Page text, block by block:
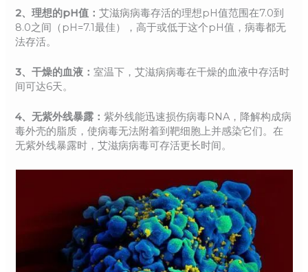
2、理想的pH值：艾滋病病毒存活的理想pH值范围在7.0到
8.0之间（pH=7.1最佳），高于或低于这个pH值，病毒都无
法存活。
3、干燥的血液：室温下，艾滋病病毒在干燥的血液中存活时
间可达6天。
4、无紫外线暴露：紫外线能迅速损伤病毒RNA，降解构成病
毒外壳的脂质，使病毒无法附着到靶细胞上并感染它们。在
无紫外线暴露时，艾滋病病毒可存活更长时间。